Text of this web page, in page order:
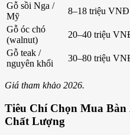
Gỗ sồi Nga /
Mỹ
8–18 triệu VNĐ
Gỗ óc chó
(walnut)
20–40 triệu
Gỗ teak /
nguyên khối
30–80 triệu
Giá tham khảo 2026.
Tiêu Chí Chọn Mua
Chất Lượng